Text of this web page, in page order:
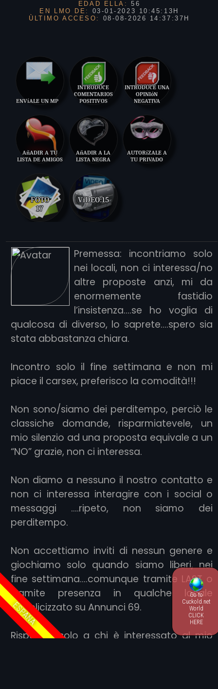
ESPANA
EDAD ELLA:
56
EN LMO DE:
03-01-2023 10:45:13H
ÙLTIMO ACCESO:
08-08-2026 14:37:37H
ENVíALE UN MP
INTRODUCE
COMENTARIOS
POSITIVOS
INTRODUCE UNA
OPINIóN
NEGATIVA
AñADIR A TU
LISTA DE AMIGOS
AñADIR A LA
LISTA NEGRA
AUTORíZALE A
TU PRIVADO
FOTO
17
VíDEO:15
Premessa: incontriamo solo
nei locali, non ci interessa/no
altre proposte anzi, mi da
enormemente fastidio
l’insistenza….se ho voglia di
qualcosa di diverso, lo saprete….spero sia
stata abbastanza chiara.
Incontro solo il fine settimana e non mi
piace il carsex, preferisco la comodità!!!
Non sono/siamo dei perditempo, perciò le
classiche domande, risparmiatevele, un
mio silenzio ad una proposta equivale a un
“NO” grazie, non ci interessa.
Non diamo a nessuno il nostro contatto e
non ci interessa interagire con i social o
messaggi ….ripeto, non siamo dei
perditempo.
Non accettiamo inviti di nessun genere e
giochiamo solo quando siamo liberi, nei
fine settimana….comunque tramite LAST o
tramite presenza in qualche locale
pubblicizzato su Annunci 69.
Rispondo solo a chi è interessato al mio
Go to
Cuckold.net
World
CLICK
HERE